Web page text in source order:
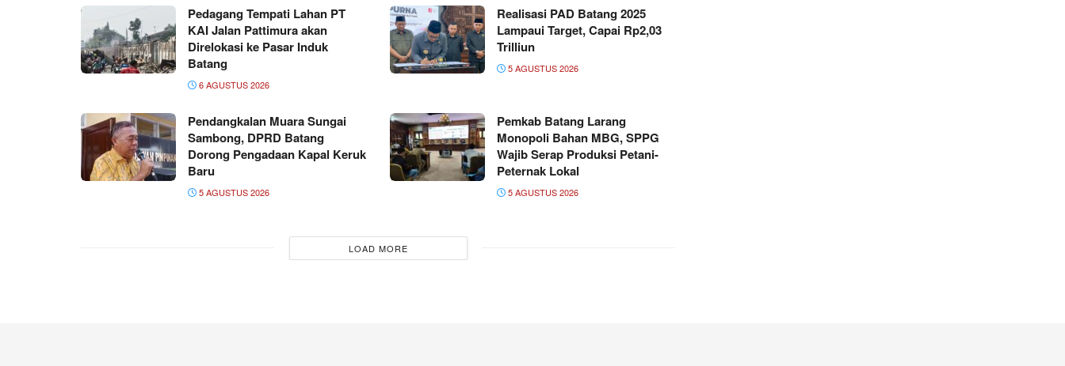
Pedagang Tempati Lahan PT
KAI Jalan Pattimura akan
Direlokasi ke Pasar Induk
Batang
6 AGUSTUS 2026
Realisasi PAD Batang 2025
Lampaui Target, Capai Rp2,03
Trilliun
5 AGUSTUS 2026
Pendangkalan Muara Sungai
Sambong, DPRD Batang
Dorong Pengadaan Kapal Keruk
Baru
5 AGUSTUS 2026
Pemkab Batang Larang
Monopoli Bahan MBG, SPPG
Wajib Serap Produksi Petani-
Peternak Lokal
5 AGUSTUS 2026
LOAD MORE